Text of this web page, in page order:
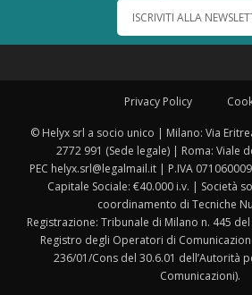
ISCRIVITI ALLA
Privacy Policy
© Helyx srl a socio unico | Milano: Via
2772 991 (Sede legale) | Roma: Viale
PEC helyx.srl@legalmail.it | P.IVA
Capitale Sociale: €40.000 i.v. | Società
coordinamento di Tecniche
Registrazione: Tribunale di Milano n. 445
Registro degli Operatori di
236/01/Cons del 30.6.01 dell’Autorità
Comunicazioni).